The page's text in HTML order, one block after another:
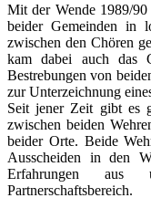
Mit der Wende 1989/90
beider Gemeinden in
zwischen den Chören
kam dabei auch das
Bestrebungen von
zur Unterzeichnung
Seit jener Zeit gibt es
zwischen beiden
beider Orte. Beide
Ausscheiden in den
Erfahrungen aus
Partnerschaftsbereich.